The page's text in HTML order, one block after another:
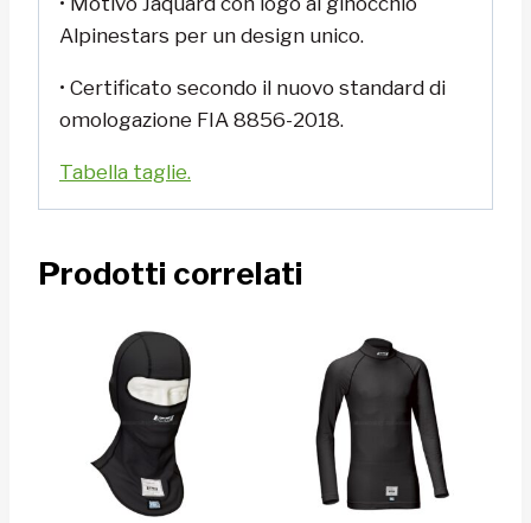
Alpinestars per un design unico.
• Certificato secondo il nuovo standard di
omologazione FIA 8856-2018.
Tabella taglie.
Prodotti correlati